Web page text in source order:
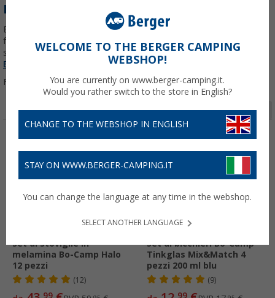
BO-CAMP ACCESSORI DA CAMPEGGIO
Bo-Camp nasce nei Paesi Bassi e porta in campeggio stile e
funzionalità: gli accessori da campeggio Bo-Camp rendono ogni
sosta più confortevole, ordinata e piacevole.Per saperne di più su
Bo-Camp
Filtrare per:
Pagina 1 da 9
Set di stoviglie in
melamina Bo-Camp Halo
12 pezzi
(12)
99
Set di bicchieri Bo-Camp
Tinkglas Mix&Match 4
pezzi 200 ml blu
(9)
99
WELCOME TO THE BERGER CAMPING
WEBSHOP!
You are currently on www.berger-camping.it.
Would you rather switch to the store in English?
CHANGE TO THE WEBSHOP IN ENGLISH
STAY ON WWW.BERGER-CAMPING.IT
You can change the language at any time in the webshop.
SELECT ANOTHER LANGUAGE